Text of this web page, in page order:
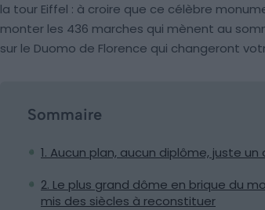
la tour Eiffel : à croire que ce célèbre
monter les 436 marches qui mènent au
sur le Duomo de Florence qui changeront
Sommaire
1. Aucun plan, aucun diplôme, juste
2. Le plus grand dôme en brique du
mis des siècles à reconstituer